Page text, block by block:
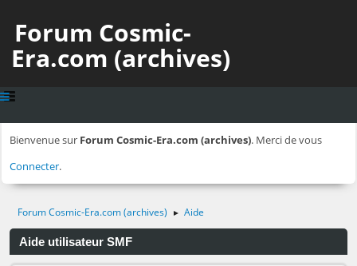
Forum Cosmic-
Era.com (archives)
Bienvenue sur Forum Cosmic-Era.com (archives). Merci de vous
Connecter.
Forum Cosmic-Era.com (archives) ► Aide
Aide utilisateur SMF